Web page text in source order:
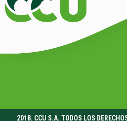
2018. CCU S.A. TODOS LOS